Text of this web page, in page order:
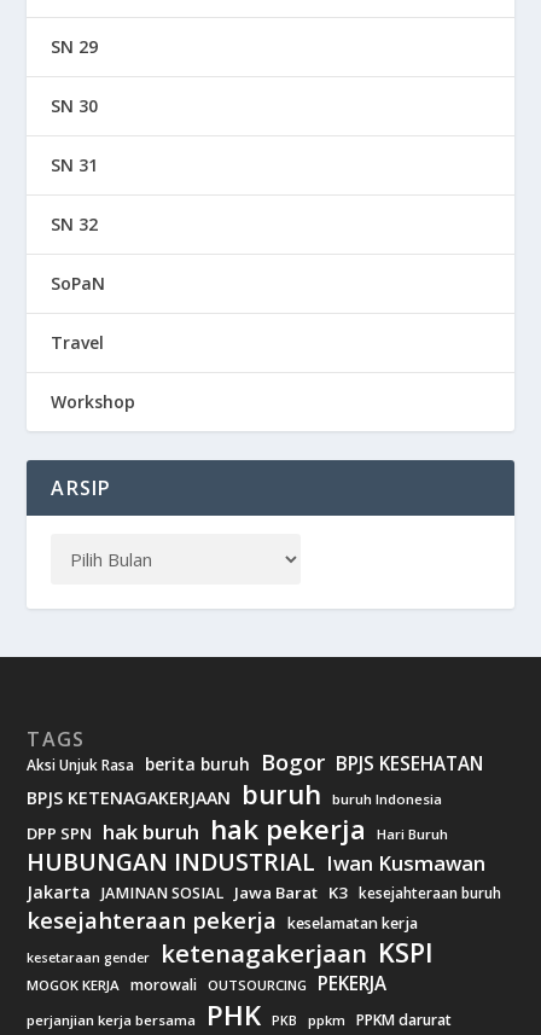
SN 29
SN 30
SN 31
SN 32
SoPaN
Travel
Workshop
ARSIP
TAGS
Aksi Unjuk Rasa berita buruh Bogor BPJS KESEHATAN
BPJS KETENAGAKERJAAN buruh buruh Indonesia
DPP SPN hak buruh hak pekerja Hari Buruh
HUBUNGAN INDUSTRIAL Iwan Kusmawan
Jakarta JAMINAN SOSIAL Jawa Barat K3 kesejahteraan buruh
kesejahteraan pekerja keselamatan kerja
kesetaraan gender ketenagakerjaan KSPI
MOGOK KERJA morowali OUTSOURCING PEKERJA
perjanjian kerja bersama PHK PKB ppkm PPKM darurat